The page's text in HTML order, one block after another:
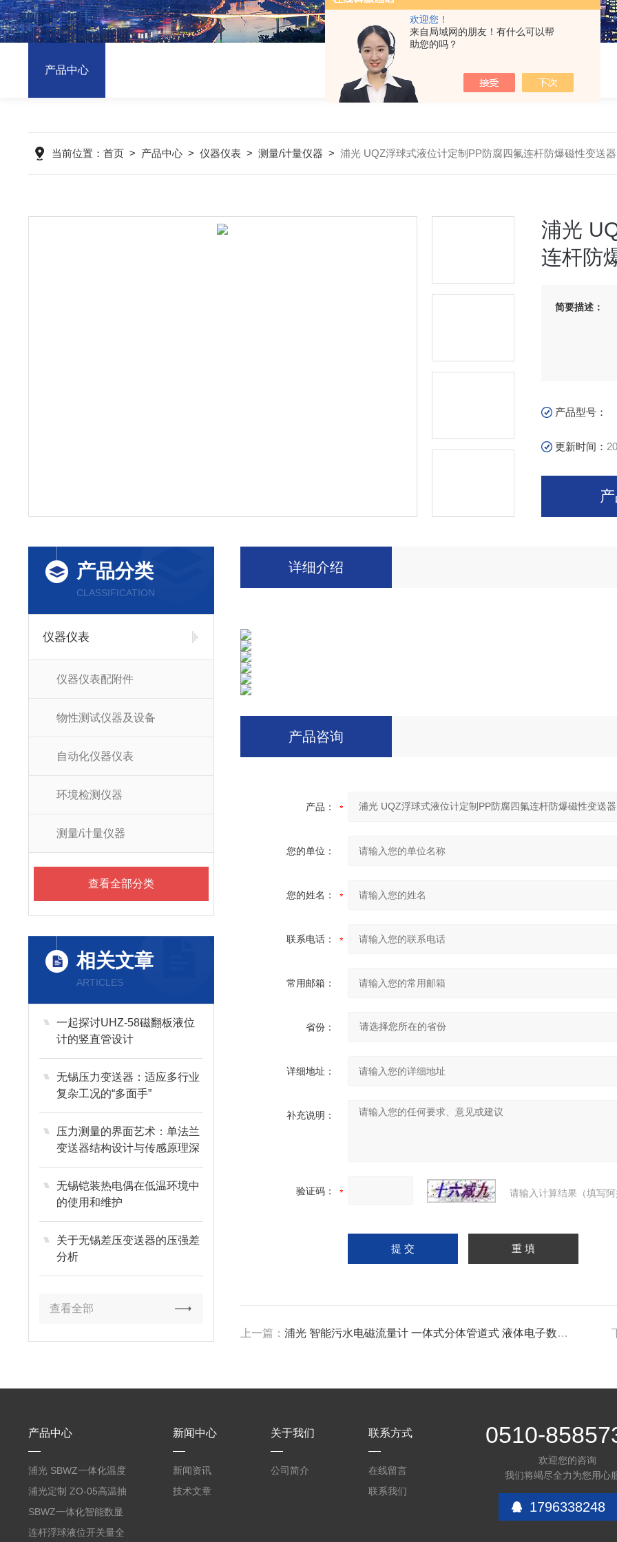
欢迎您！
来自局域网的朋友！有什么可以帮
助您的吗？
产品中心
当前位置： 首页> 产品中心> 仪器仪表> 测量/计量仪器 > 浦光 UQZ浮球式液位计定制PP防腐四氟连杆防爆磁性变送器
浦光
连杆防
简要描述：
产品型号：
更新时间：
产品分类
CLASSIFICATION
仪器仪表
仪器仪表配附件
物性测试仪器及设备
自动化仪器仪表
环境检测仪器
测量/计量仪器
查看全部分类
相关文章
ARTICLES
一起探讨UHZ-58磁翻板液位
计的竖直管设计
无锡压力变送器：适应多行业
复杂工况的“多面手”
压力测量的界面艺术：单法兰
变送器结构设计与传感原理深
度剖析
无锡铠装热电偶在低温环境中
的使用和维护
关于无锡差压变送器的压强差
分析
查看全部
详细介绍
产品咨询
产品：
您的单位：
您的姓名：
联系电话：
常用邮箱：
省份：
详细地址：
补充说明：
验证码： 请输入计算结果（填写
上一篇：浦光 智能污水电磁流量计 一体式分体管道式 液体电子数显传感器
产品中心
浦光 SBWZ一体化温度
变送器传感器 防爆热电
阻PT100 数显远传4-
20mA2
浦光定制 ZO-05高温抽
气式氧化锆分析仪 防爆
耐腐蚀检测仪
SBWZ一体化智能数显
温度变送器传感器防爆
连杆浮球液位开关量全
新闻中心
新闻资讯
技术文章
关于我们
公司简介
联系方式
在线留言
联系我们
0510-
欢迎您的咨询
我们将竭尽全力为您用心
1796338248